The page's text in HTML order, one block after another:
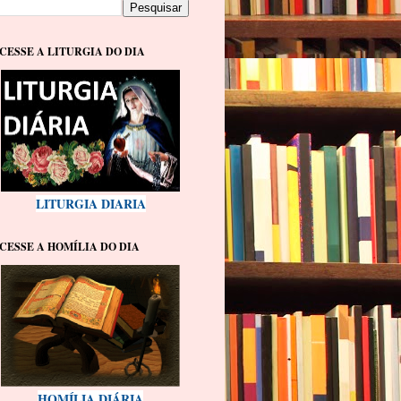
A LITURGIA DO DIA
LITURGIA DIARIA
A HOMÍLIA DO DIA